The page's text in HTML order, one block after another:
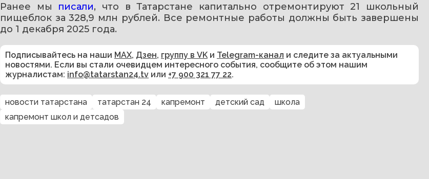
Ранее мы писали, что в Татарстане капитально отремонтируют 21 школьный
пищеблок за 328,9 млн рублей. Все ремонтные работы должны быть завершены
до 1 декабря 2025 года.
Подписывайтесь на наши MAX, Дзен, группу в VK и Telegram-канал и следите за актуальными
новостями. Если вы стали очевидцем интересного события, сообщите об этом нашим
журналистам: info@tatarstan24.tv или +7 900 321 77 22.
новости татарстана татарстан 24 капремонт детский сад
школа
капремонт школ и детсадов